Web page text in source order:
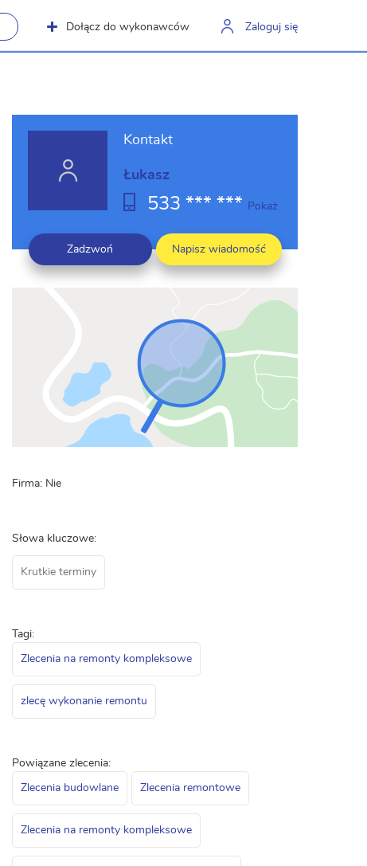
Dołącz do wykonawców Zaloguj się
Kontakt
Łukasz
533 *** *** Pokaż
Zadzwoń Napisz wiadomość
Firma: Nie
Słowa kluczowe:
Krutkie terminy
Tagi:
Zlecenia na remonty kompleksowe
zlecę wykonanie remontu
Powiązane zlecenia:
Zlecenia budowlane Zlecenia remontowe
Zlecenia na remonty kompleksowe